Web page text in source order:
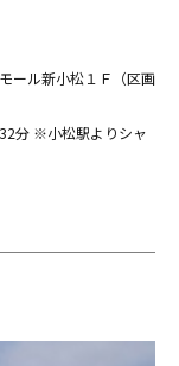
ール新小松１Ｆ（区画
分 ※小松駅よりシャ